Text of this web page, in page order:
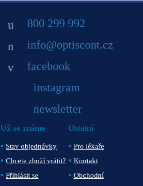
800 299 992
info@optiscont.cz
facebook
instagram
newsletter
Už se známe
Stav objednávky
Chcete zboží vrátit?
Přihlásit se
Ostatní
Pro lékaře
Kontakt
Obchodní